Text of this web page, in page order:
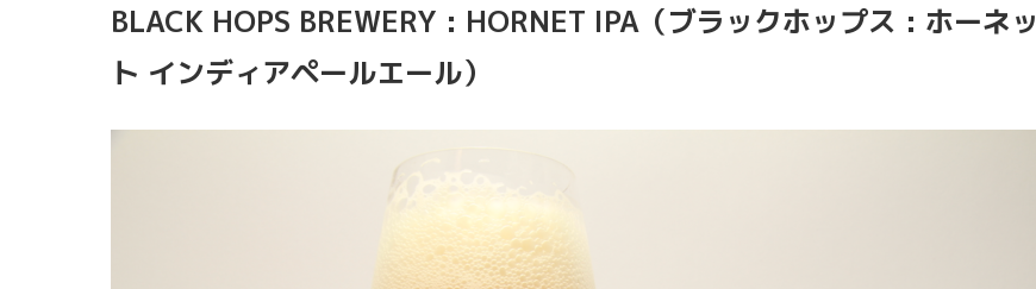
BLACK HOPS BREWERY : HORNET IPA（ブラックホップス : ホーネッ
ト インディアペールエール）